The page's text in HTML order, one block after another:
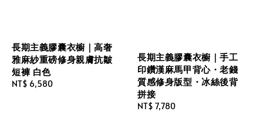
長期主義膠囊衣櫥｜高奢
雅麻紗重磅修身親膚抗皺
短褲 白色
Regular
NT$ 6,580
長期主義膠囊衣櫥｜手工
印鑽漢麻馬甲背心・老錢
質感修身版型・冰絲後背
拼接
Regular
NT$ 7,780